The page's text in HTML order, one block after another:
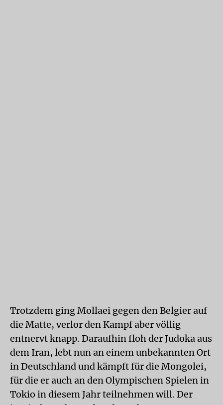
Trotzdem ging Mollaei gegen den Belgier auf
die Matte, verlor den Kampf aber völlig
entnervt knapp. Daraufhin floh der Judoka aus
dem Iran, lebt nun an einem unbekannten Ort
in Deutschland und kämpft für die Mongolei,
für die er auch an den Olympischen Spielen in
Tokio in diesem Jahr teilnehmen will. Der